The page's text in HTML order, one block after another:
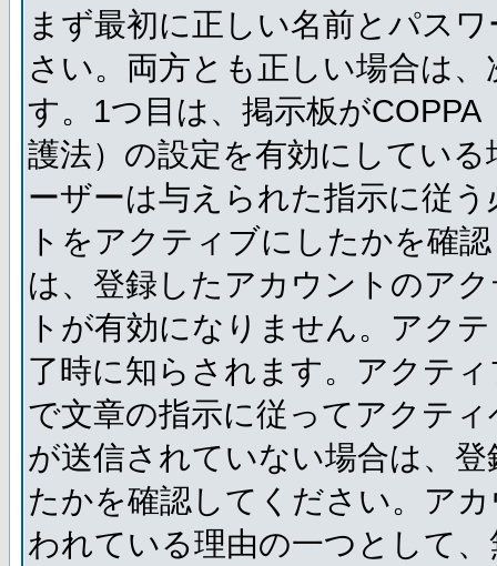
まず最初に正しい名前とパス
さい。両方とも正しい場合は
す。1つ目は、掲示板が
護法）の設定を有効にしてい
ーザーは与えられた指示に従
トをアクティブにしたかを確
は、登録したアカウントのア
トが有効になりません。アク
了時に知らされます。アクテ
で文章の指示に従ってアクテ
が送信されていない場合は、
たかを確認してください。ア
われている理由の一つとして